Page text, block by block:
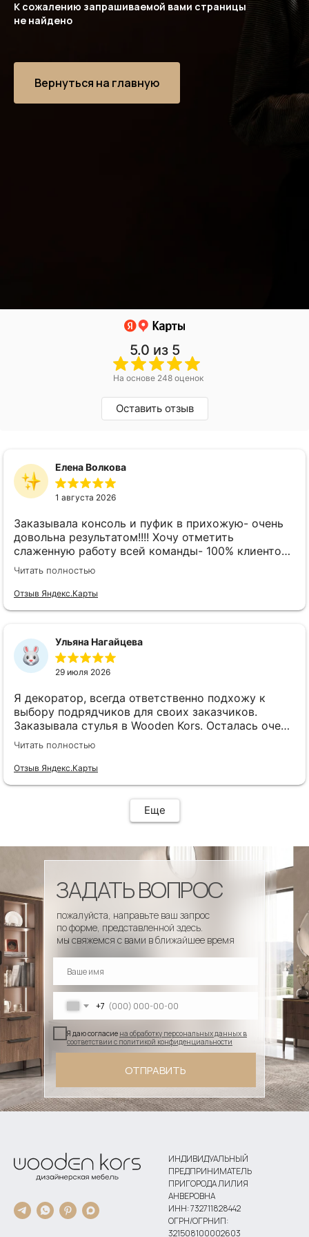
К сожалению запрашиваемой вами страницы
не найдено
Вернуться на главную
5.0 из 5
На основе 248 оценок
Оставить отзыв
Елена Волкова
1 августа 2026
Заказывала консоль и пуфик в прихожую- очень
довольна результатом!!!! Хочу отметить
слаженную работу всей команды- 100% клиенто
ориентированная команда!!!! При заказе
внимательно слушают заказчика , что очень
облегчает подбор материала и цвета. Четкая
Читать полностью
Отзыв Яндекс.Карты
Ульяна Нагайцева
29 июля 2026
Я декоратор, всегда ответственно подхожу к
выбору подрядчиков для своих заказчиков.
Заказывала стулья в Wooden Kors. Осталась очень
довольна качеством, скоростью исполнения,
доставкой! А особенно
клиентоориентированностью менеджеров. Все
удобством гостей! Особенно приятно было то, что
по запросу выслали образцы тканей обивки и я
сочетающееся с основным текстилем ресторана.
Читать полностью
Отзыв Яндекс.Карты
Еще
+7
Я даю согласие на обработку персональных данных в
соответствии с политикой конфиденциальности
ОТПРАВИТЬ
пожалуйста, направьте ваш запрос
по форме, представленной здесь.
мы свяжемся с вами в ближайшее время
ЗАДАТЬ ВОПРОС
ИНДИВИДУАЛЬНЫЙ
ПРЕДПРИНИМАТЕЛЬ
ПРИГОРОДА ЛИЛИЯ
АНВЕРОВНА
ИНН: 732711828442
ОГРН/ОГРНИП:
321508100002603